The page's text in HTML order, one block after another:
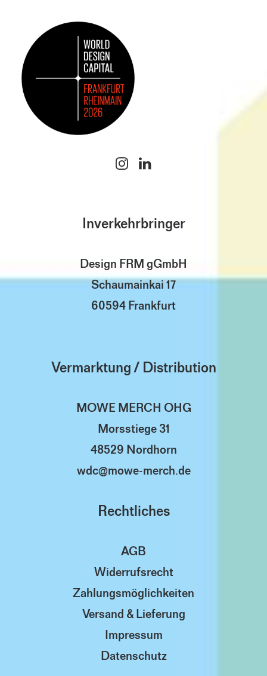
Inverkehrbringer
Design FRM gGmbH
Schaumainkai 17
60594 Frankfurt
Vermarktung / Distribution
MOWE MERCH OHG
Morsstiege 31
48529 Nordhorn
wdc@mowe-merch.de
Rechtliches
AGB
Widerrufsrecht
Zahlungsmöglichkeiten
Versand & Lieferung
Impressum
Datenschutz